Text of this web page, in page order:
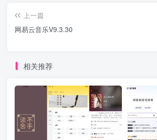
上一篇
网易云音乐V9.3.30
相关推荐